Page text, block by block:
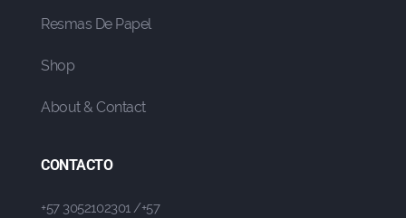
Resmas De Papel
Shop
About & Contact
CONTACTO
+57 3052102301 /+57